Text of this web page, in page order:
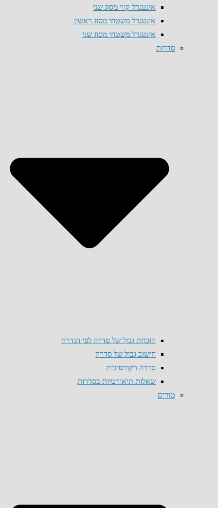
אינטגרל קווי מסוג שני
אינטגרל משטחי מסוג ראשון
אינטגרל משטחי מסוג שני
סדרות
הוכחת גבול של סדרה לפי הגדרה
חישוב גבול של סדרה
סדרה רקורסיבית
שאלות תיאורטיות בסדרות
טורים